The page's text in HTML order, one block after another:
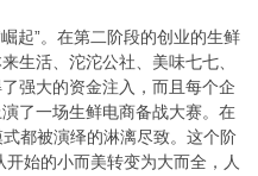
起”。在第二阶段的创业的生鲜
生活、沱沱公社、美味七七、
强大的资金注入，而且每个企
了一场生鲜电商备战大赛。在
都被演绎的淋漓尽致。这个阶
始的小而美转变为大而全，人